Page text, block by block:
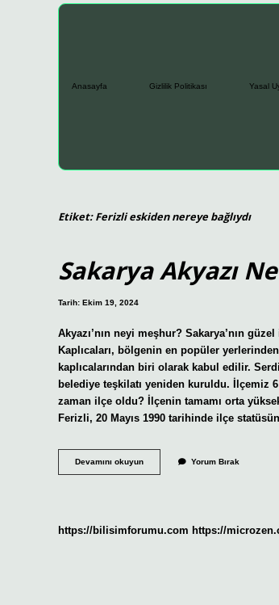
Anasayfa Gizlilik Politikası Yasal
Etiket:Ferizli eskiden nereye bağlıydı
Sakarya Akyazı
Tarih: Ekim 19, 2024
Akyazı’nın neyi meşhur? Sakarya’nın
Kaplıcaları, bölgenin en popüler
kaplıcalarından biri olarak kabul edilir.
belediye teşkilatı yeniden kuruldu. İlçemiz
zaman ilçe oldu? İlçenin tamamı orta
Ferizli, 20 Mayıs 1990 tarihinde ilçe
Devamını okuyunSakarya
Akyazı
Yorum Bırak
https://bilisimforumu.com https://